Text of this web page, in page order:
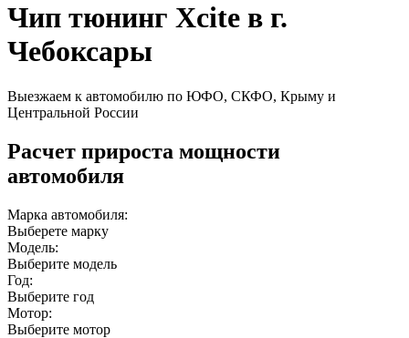
Чип тюнинг Xcite в г.
Чебоксары
Выезжаем к автомобилю по ЮФО, СКФО, Крыму и
Центральной России
Расчет прироста мощности
автомобиля
Марка автомобиля:
Выберете марку
Модель:
Выберите модель
Год:
Выберите год
Мотор:
Выберите мотор